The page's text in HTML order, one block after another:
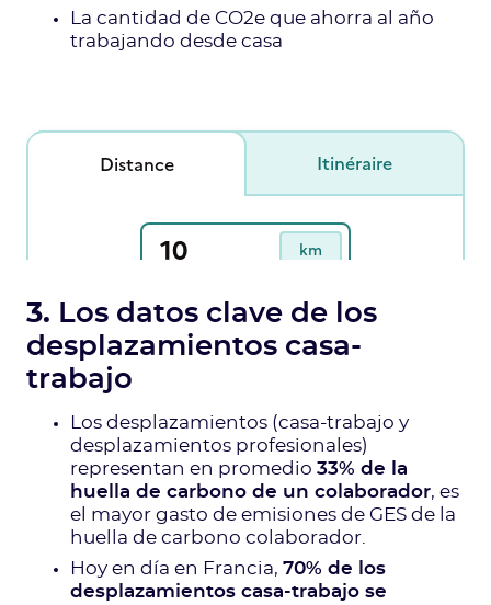
La cantidad de CO2e que ahorra al año
trabajando desde casa
3. Los datos clave de los
desplazamientos casa-
trabajo
Los desplazamientos (casa-trabajo y
desplazamientos profesionales)
representan en promedio 33% de la
huella de carbono de un colaborador, es
el mayor gasto de emisiones de GES de la
huella de carbono colaborador.
Hoy en día en Francia, 70% de los
desplazamientos casa-trabajo se